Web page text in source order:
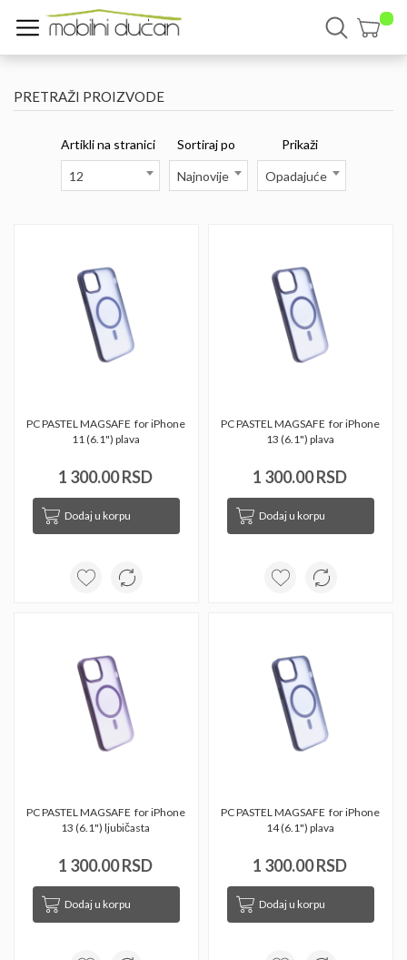
PRETRAŽI PROIZVODE
Artikli na stranici
12
Sortiraj po
Najnovije
Prikaži
Opadajuće
PC PASTEL MAGSAFE  for iPhone
11 (6.1") plava
1 300.00 RSD
Dodaj u korpu
PC PASTEL MAGSAFE  for iPhone
13 (6.1") plava
1 300.00 RSD
Dodaj u korpu
PC PASTEL MAGSAFE  for iPhone
13 (6.1") ljubičasta
1 300.00 RSD
Dodaj u korpu
PC PASTEL MAGSAFE  for iPhone
14 (6.1") plava
1 300.00 RSD
Dodaj u korpu